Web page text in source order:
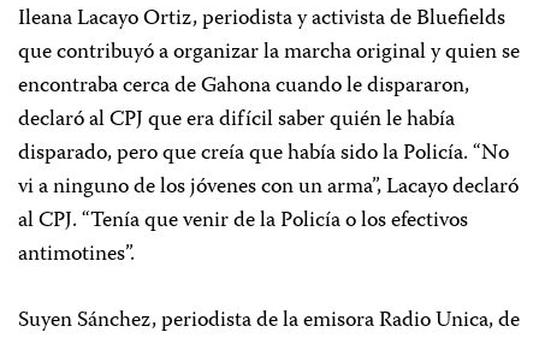
Ileana Lacayo Ortiz, periodista y activista de Bluefields
que contribuyó a organizar la marcha original y quien se
encontraba cerca de Gahona cuando le dispararon,
declaró al CPJ que era difícil saber quién le había
disparado, pero que creía que había sido la Policía. “No
vi a ninguno de los jóvenes con un arma”, Lacayo declaró
al CPJ. “Tenía que venir de la Policía o los efectivos
antimotines”.
Suyen Sánchez, periodista de la emisora Radio Unica, de